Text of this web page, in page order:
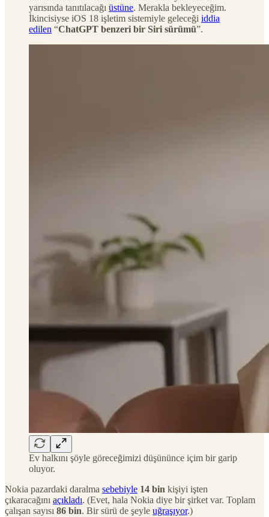
yarısında tanıtılacağı üstüne. Merakla bekleyeceğim.
İkincisiyse iOS 18 işletim sistemiyle geleceği iddia
edilen “ChatGPT benzeri bir Siri sürümü”.
Ev halkını şöyle göreceğimizi düşününce içim bir garip
oluyor.
Nokia pazardaki daralma sebebiyle 14 bin kişiyi işten
çıkaracağını açıkladı. (Evet, hala Nokia diye bir şirket var. Toplam
çalışan sayısı 86 bin. Bir sürü de şeyle uğraşıyor.)